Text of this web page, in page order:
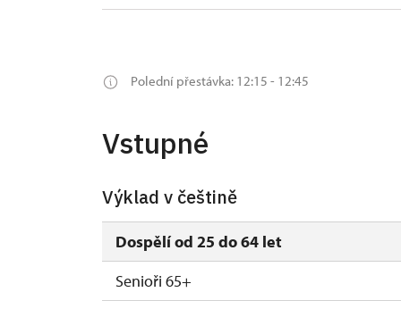
2. 11.-19. 12.
20. 12.-26. 12.
26. 12.-31. 12.
Polední přestávka: 12:15 - 12:45
Vstupné
Výklad v češtině
Dospělí od 25 do 64 let
Senioři 65+